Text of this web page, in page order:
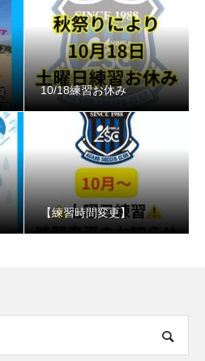
10/18練習お休み
【練習時間変更】